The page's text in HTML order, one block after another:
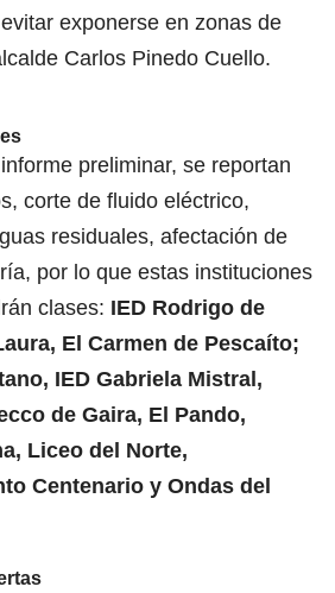
exponerse en zonas de
Carlos Pinedo Cuello.
preliminar, se reportan
corte de fluido eléctrico,
residuales, afectación de
por lo que estas instituciones
clases: IED Rodrigo de
El Carmen de Pescaíto;
IED Gabriela Mistral,
de Gaira, El Pando,
Liceo del Norte,
Centenario y Ondas del